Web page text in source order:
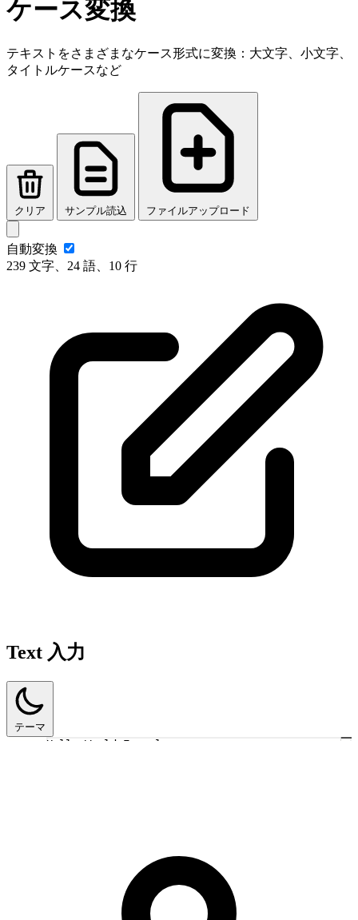
ケース変換
テキストをさまざまなケース形式に変換：大文字、小文字、
タイトルケースなど
クリア サンプル読込 ファイルアップロード
自動変換
239 文字、24 語、10 行
Text 入力
テーマ
Hello World Example